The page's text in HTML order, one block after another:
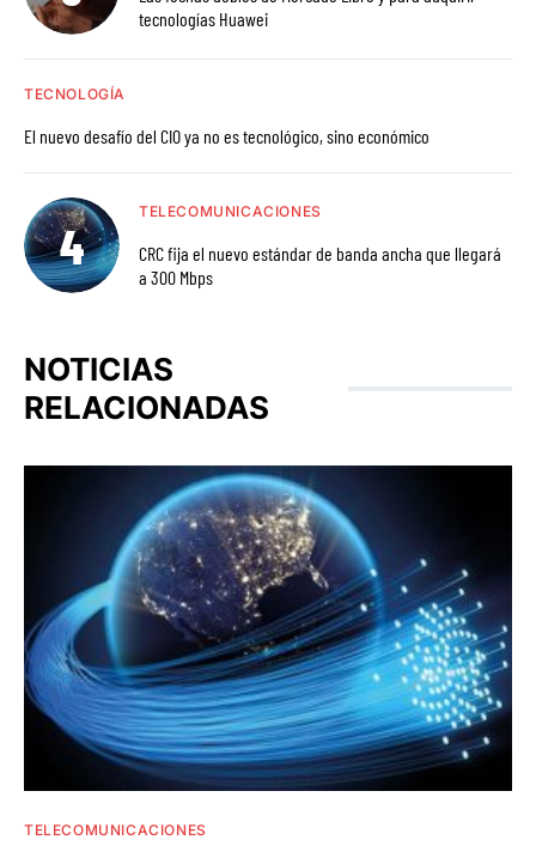
tecnologías Huawei
TECNOLOGÍA
El nuevo desafío del CIO ya no es tecnológico, sino económico
TELECOMUNICACIONES
CRC fija el nuevo estándar de banda ancha que llegará
a 300 Mbps
NOTICIAS
RELACIONADAS
TELECOMUNICACIONES